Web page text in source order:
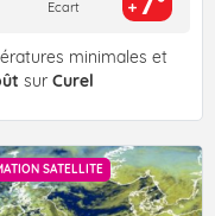
Ecart
minimales et
sur Curel
SATELLITE